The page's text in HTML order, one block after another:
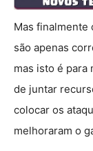
Mas finalmente
são apenas
mas isto é para
de juntar
colocar os
melhoraram o